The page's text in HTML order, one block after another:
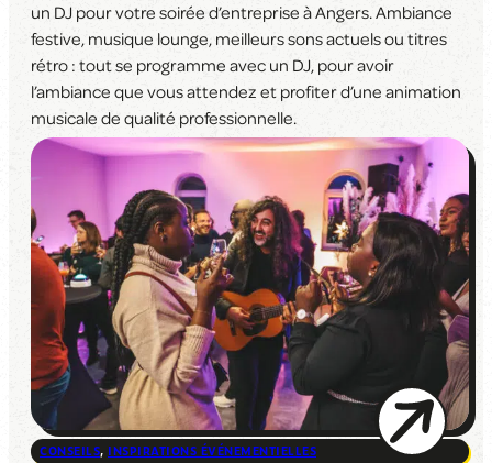
un DJ pour votre soirée d’entreprise à Angers. Ambiance
festive, musique lounge, meilleurs sons actuels ou titres
rétro : tout se programme avec un DJ, pour avoir
l’ambiance que vous attendez et profiter d’une animation
musicale de qualité professionnelle.
CONSEILS, INSPIRATIONS ÉVÉNEMENTIELLES